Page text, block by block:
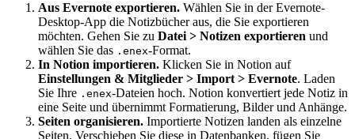
Aus Evernote exportieren. Wählen Sie in der Evernote-
Desktop-App die Notizbücher aus, die Sie exportieren
möchten. Gehen Sie zu Datei > Notizen exportieren und
wählen Sie das .enex-Format.
In Notion importieren. Klicken Sie in Notion auf
Einstellungen & Mitglieder > Import > Evernote. Laden
Sie Ihre .enex-Dateien hoch. Notion konvertiert jede Notiz in
eine Seite und übernimmt Formatierung, Bilder und Anhänge.
Seiten organisieren. Importierte Notizen landen als einzelne
Seiten. Verschieben Sie diese in Datenbanken, fügen Sie